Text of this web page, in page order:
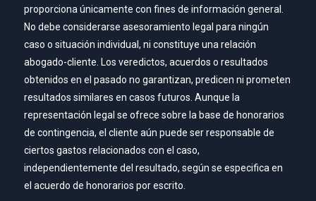
proporciona únicamente con fines de información general.
No debe considerarse asesoramiento legal para ningún
caso o situación individual, ni constituye una relación
abogado-cliente. Los veredictos, acuerdos o resultados
obtenidos en el pasado no garantizan, predicen ni prometen
resultados similares en casos futuros. Aunque la
representación legal se ofrece sobre la base de honorarios
de contingencia, el cliente aún puede ser responsable de
ciertos gastos relacionados con el caso,
independientemente del resultado, según se especifica en
el acuerdo de honorarios por escrito.